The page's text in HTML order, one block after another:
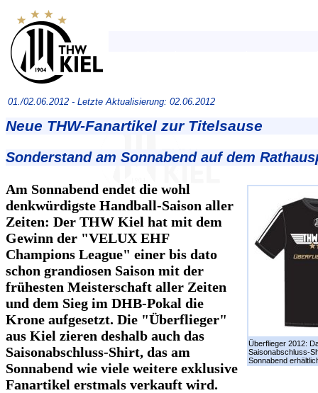
01./02.06.2012 - Letzte Aktualisierung: 02.06.2012
Neue THW-Fanartikel zur Titelsause
Sonderstand am Sonnabend auf dem
Überflieger 2012:
Saisonabschluss-
Sonnabend
Am Sonnabend endet die wohl
denkwürdigste Handball-Saison aller
Zeiten: Der THW Kiel hat mit dem
Gewinn der "VELUX EHF
Champions League" einer bis dato
schon grandiosen Saison mit der
frühesten Meisterschaft aller Zeiten
und dem Sieg im DHB-Pokal die
Krone aufgesetzt. Die "Überflieger"
aus Kiel zieren deshalb auch das
Saisonabschluss-Shirt, das am
Sonnabend wie viele weitere exklusive
Fanartikel erstmals verkauft wird.